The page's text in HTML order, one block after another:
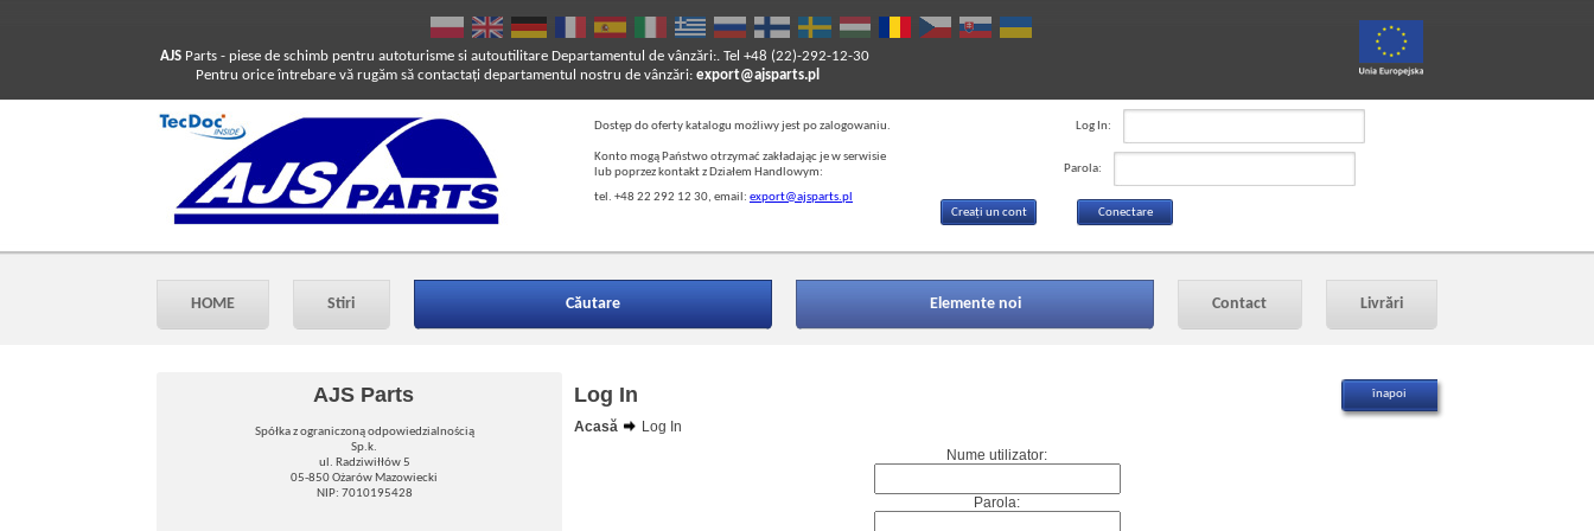
AJS Parts - piese de schimb pentru autoturisme si autoutilitare
Pentru orice întrebare vă rugăm să contactaţi departamentul nostru de vânzări: export@ajsparts.pl
Departamentul de vânzări:. Tel +48 (22)-292-12-30
Dostęp do oferty katalogu możliwy jest po zalogowaniu.
Konto mogą Państwo otrzymać zakładając je w serwisie
lub poprzez kontakt z Działem Handlowym:
tel. +48 22 292 12 30, email: export@ajsparts.pl
Log In:
Parola:
Creați un cont
HOME Stiri Căutare Elemente noi Contact Livrări
AJS Parts
Spółka z ograniczoną odpowiedzialnością
Sp.k.
ul. Radziwiłłów 5
05-850 Ożarów Mazowiecki
NIP: 7010195428
Log In
Acasă
Log In
Nume utilizator:
Parola: